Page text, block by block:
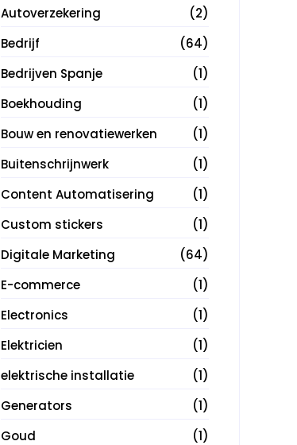
Autoverzekering
(2)
Bedrijf
(64)
Bedrijven Spanje
(1)
Boekhouding
(1)
Bouw en renovatiewerken
(1)
Buitenschrijnwerk
(1)
Content Automatisering
(1)
Custom stickers
(1)
Digitale Marketing
(64)
E-commerce
(1)
Electronics
(1)
Elektricien
(1)
elektrische installatie
(1)
Generators
(1)
Goud
(1)